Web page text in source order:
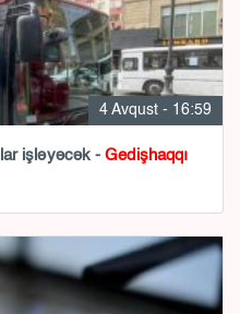
4 Avqust - 16:59
işləyəcək -Gedişhaqqı